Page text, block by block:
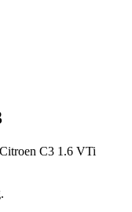
C3 1.6 VTi